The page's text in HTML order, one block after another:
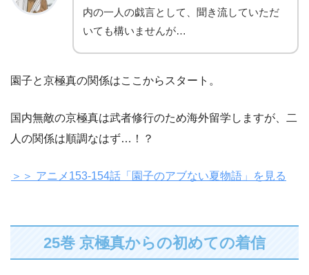
内の一人の戯言として、聞き流していただ
いても構いませんが…
園子と京極真の関係はここからスタート。
国内無敵の京極真は武者修行のため海外留学しますが、二
人の関係は順調なはず…！？
＞＞ アニメ153-154話「園子のアブない夏物語」を見る
25巻 京極真からの初めての着信